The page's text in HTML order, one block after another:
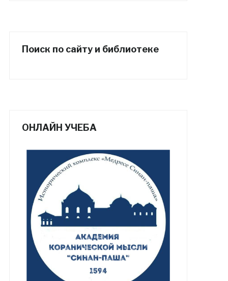
Поиск по сайту и библиотеке
ОНЛАЙН УЧЕБА